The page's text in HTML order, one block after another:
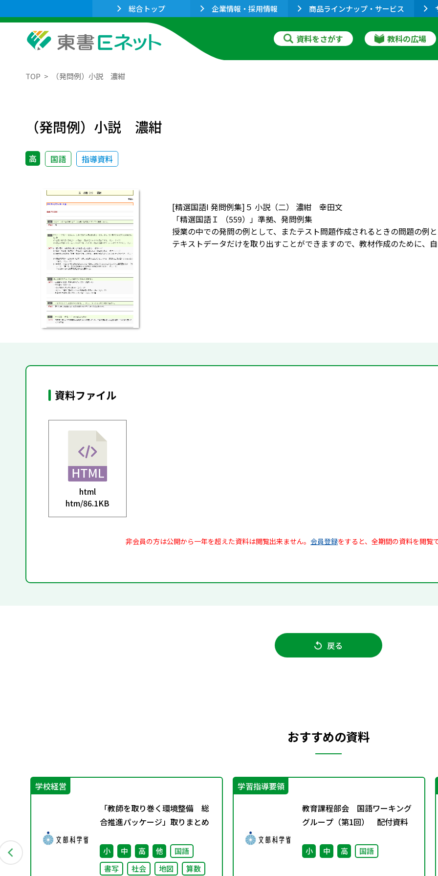
総合トップ 企業情報・採用情報 商品ラインナップ・サービス
資料をさがす 教科の広場
TOP （発問例）小説 濃紺
（発問例）小説 濃紺
高 国語 指導資料
[精選国語I 発問例集]５ 小説（二） 濃紺 幸田文
「精選国語Ｉ （559）」準拠、発問例集
授業の中での発問の例として、またテスト問題作成されるときの問題の例
テキストデータだけを取り出すことができますので、教材作成のために、
資料ファイル
html
htm/86.1KB
非会員の方は公開から一年を超えた資料は閲覧出来ません。 会員登録をすると、全期間の資料を閲覧
戻る
おすすめの資料
学校経営
「教師を取り巻く環境整備 総
合推進パッケージ」取りまとめ
小 中 高 他
国語
書写
社会 地図 算数
学習指導要領
教育課程部会 国語ワーキング
グループ（第1回） 配付資料
小 中 高 国語